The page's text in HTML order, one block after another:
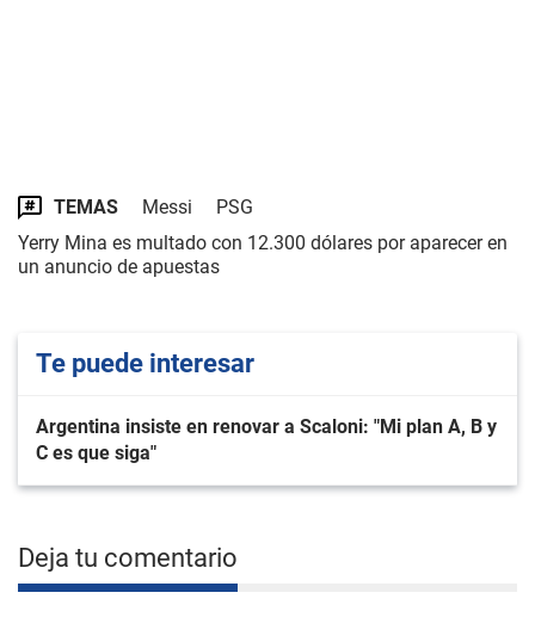
TEMAS Messi
PSG
Yerry Mina es multado con 12.300 dólares por aparecer en
un anuncio de apuestas
Te puede interesar
Argentina insiste en renovar a Scaloni: "Mi plan A, B y
C es que siga"
Deja tu comentario